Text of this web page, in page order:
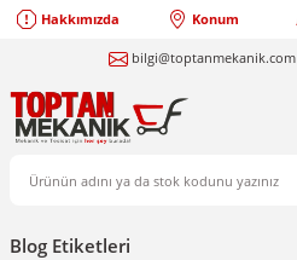
Hakkımızda Konum
bilgi@toptanmekanik.com
Blog Etiketleri